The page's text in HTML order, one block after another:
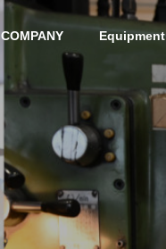
COMPANY Equipment
PHILOSOPHY
PHILOSOPHY